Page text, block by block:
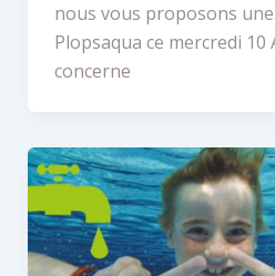
nous vous proposons
Plopsaqua ce mercredi 10
concerne